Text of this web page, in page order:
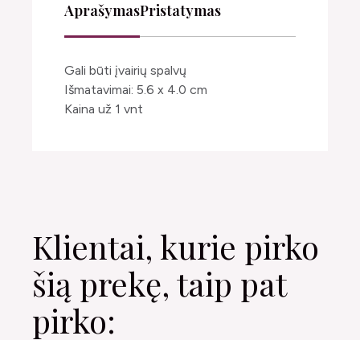
AprašymasPristatymas
Gali būti įvairių spalvų
Išmatavimai: 5.6 x 4.0 cm
Kaina už 1 vnt
Klientai, kurie pirko
šią prekę, taip pat
pirko: